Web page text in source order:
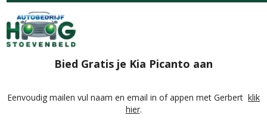
Bied Gratis je Kia Picanto aan
Eenvoudig mailen vul naam en email in of appen met Gerbert klik
hier.